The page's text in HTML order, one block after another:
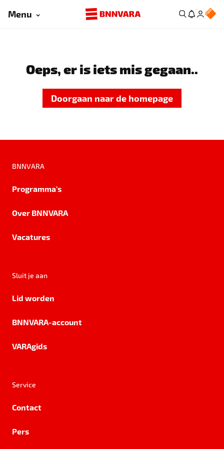
Menu
Oeps, er is iets mis gegaan..
Doorgaan naar de homepage
BNNVARA
Programma's
Over BNNVARA
Vacatures
Sluit je aan
Lid worden
BNNVARA-account
VARAgids
Service
Contact
Pers